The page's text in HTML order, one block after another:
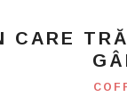
CARE